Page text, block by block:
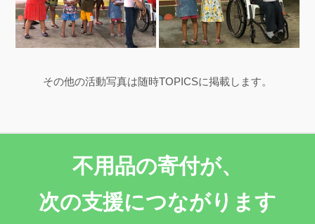
その他の活動写真は随時TOPICSに掲載します。
不用品の寄付が、
次の支援につながります